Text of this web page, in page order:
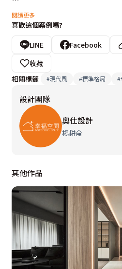
所有設計除了視覺美感、延續空
密地與城市環境做生活上的連結
性的開窗效果表現，及取大量
的光影律動層次。呼應了業主
器的基調。結合當下的創意語彙
那得來不易的私密及幸福感動。
設計概念文字為【奧仕設計】提供
閱讀更多
喜歡這個案例嗎?
LINE Facebook
收藏
相關標籤
#現代風 #標準格局 #
設計團隊
奧仕設計
楊耕侖
其他作品